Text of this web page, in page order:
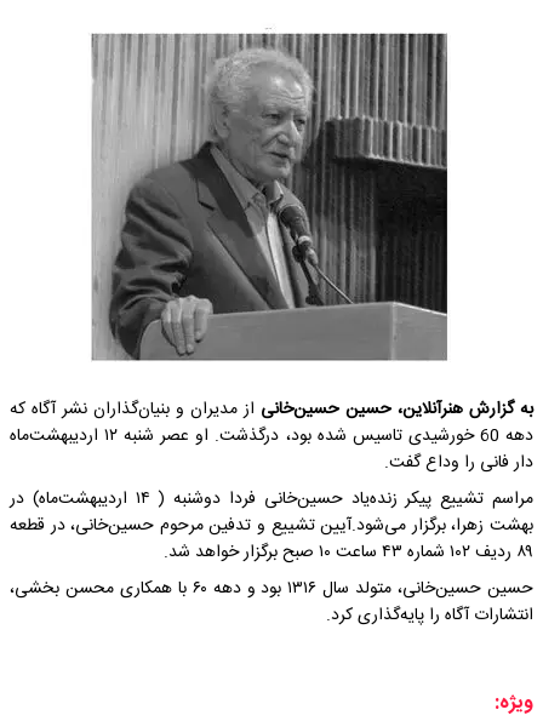
به گزارش هنرآنلاین، حسین حسین‌خانی از مدیران و بنیان‌گذاران نشر آگاه که
دهه 60 خورشیدی تاسیس شده بود، درگذشت. او عصر شنبه ۱۲ اردیبهشت‌ماه
دار فانی را وداع گفت.
مراسم تشییع پیکر زنده‌یاد حسین‌خانی فردا دوشنبه ( ۱۴ اردیبهشت‌ماه) در
بهشت زهرا، برگزار می‌شود.آیین تشییع و تدفین مرحوم حسین‌خانی، در قطعه
۸۹ ردیف ۱۰۲ شماره ۴۳ ساعت ۱۰ صبح برگزار خواهد شد.
حسین حسین‌خانی، متولد سال ۱۳۱۶ بود و دهه ۶۰ با همکاری محسن بخشی،
انتشارات آگاه را پایه‌گذاری کرد.
ویژه: